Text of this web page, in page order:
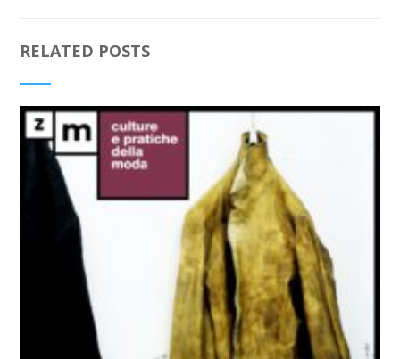
RELATED POSTS